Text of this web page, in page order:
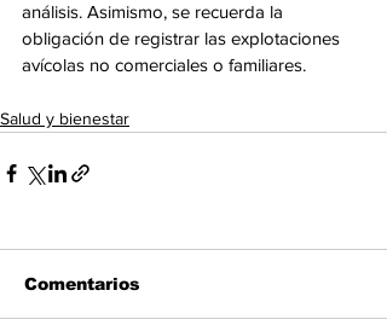
análisis. Asimismo, se recuerda la
obligación de registrar las explotaciones
avícolas no comerciales o familiares.
Salud y bienestar
Comentarios